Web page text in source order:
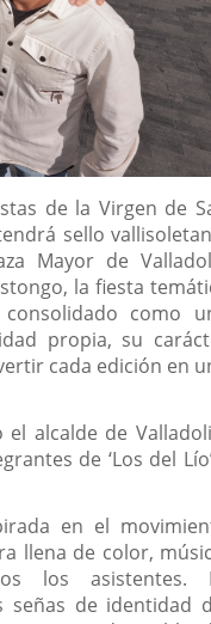
de la Virgen de
sello
Mayor de
la fiesta
como
propia, su
cada edición en
alcalde de
de ‘Los del
en el
llena de color,
los asistentes.
señas de identidad